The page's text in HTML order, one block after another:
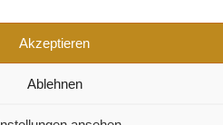
Akzeptieren
Ablehnen